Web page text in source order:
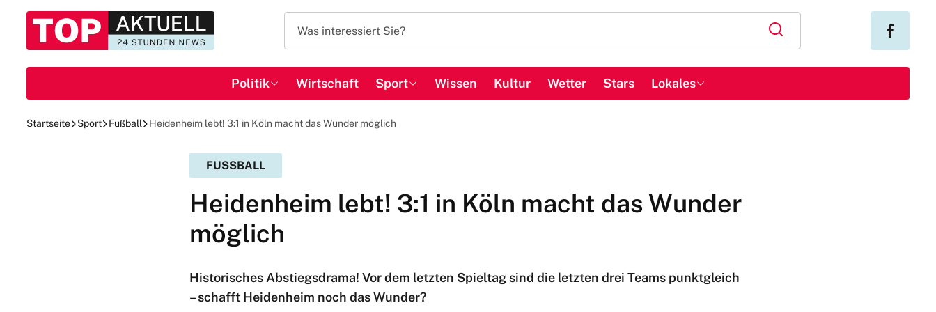
Politik Wirtschaft Sport Wissen Kultur Wetter Stars Lokales
Startseite Sport Fußball Heidenheim lebt! 3:1 in Köln macht das Wunder möglich
FUSSBALL
Heidenheim lebt! 3:1 in Köln macht das Wunder
möglich
Historisches Abstiegsdrama! Vor dem letzten Spieltag sind die letzten drei Teams punktgleich
– schafft Heidenheim noch das Wunder?